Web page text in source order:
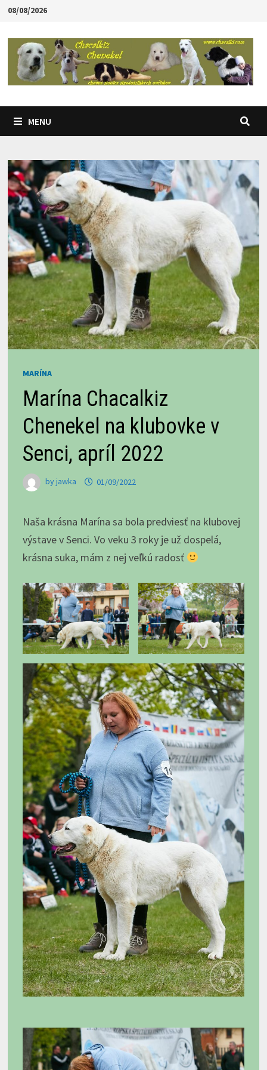
Skip
content
08/08/2026
MENU
MARÍNA
Marína Chacalkiz
Chenekel na klubovke v
Senci, apríl 2022
byjawka 01/09/2022
Naša krásna Marína sa bola predviesť na klubovej
výstave v Senci. Vo veku 3 roky je už dospelá,
krásna suka, mám z nej veľkú radosť